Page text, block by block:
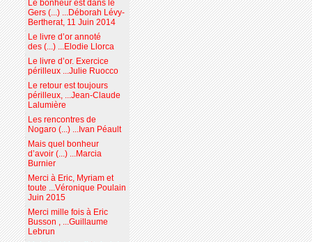
Le bonheur est dans le
Gers (...) ...Déborah Lévy-
Bertherat, 11 Juin 2014
Le livre d’or annoté
des (...) ...Elodie Llorca
Le livre d’or. Exercice
périlleux ...Julie Ruocco
Le retour est toujours
périlleux, ...Jean-Claude
Lalumière
Les rencontres de
Nogaro (...) ...Ivan Péault
Mais quel bonheur
d’avoir (...) ...Marcia
Burnier
Merci à Eric, Myriam et
toute ...Véronique Poulain
Juin 2015
Merci mille fois à Eric
Busson , ...Guillaume
Lebrun